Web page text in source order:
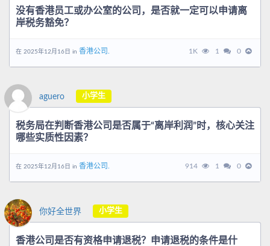
没有香港员工或办公室的公司，是否就一定可以申请离
岸税务豁免？
在 2025年12月16日 in 香港公司. 1K 1 0
aguero 小学生
税务局在判断香港公司是否属于“离岸利润”时，核心关注
哪些实质性因素？
在 2025年12月16日 in 香港公司. 914 1 0
你好全世界 小学生
香港公司是否有资格申请退税？申请退税的条件是什